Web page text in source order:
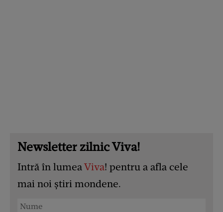
Newsletter zilnic Viva!
Intră în lumeaViva! pentru a afla cele
mai noi știri mondene.